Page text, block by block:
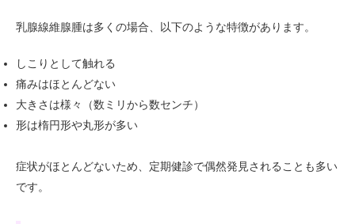
乳腺線維腺腫は多くの場合、以下のような特徴があります。
しこりとして触れる
痛みはほとんどない
大きさは様々（数ミリから数センチ）
形は楕円形や丸形が多い
症状がほとんどないため、定期健診で偶然発見されることも多い
です。